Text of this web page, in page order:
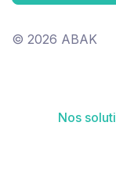
© 2026 ABAK
Nos